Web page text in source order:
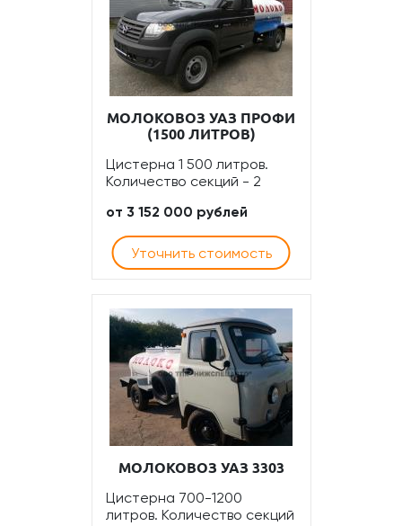
МОЛОКОВОЗ УАЗ ПРОФИ
(1500 ЛИТРОВ)
Цистерна 1 500 литров.
Количество секций - 2
от 3 152 000 рублей
Уточнить стоимость
МОЛОКОВОЗ УАЗ 3303
Цистерна 700-1200
литров. Количество секций